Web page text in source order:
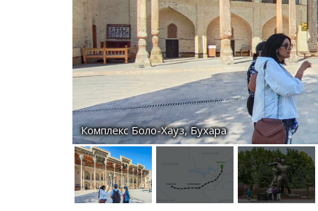
Комплекс Боло-Хауз, Бухара